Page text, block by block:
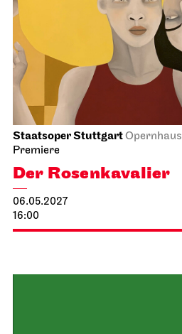
Staatsoper StuttgartOpernhaus
Premiere
Der Rosen­kavalier
06.05.2027
16:00